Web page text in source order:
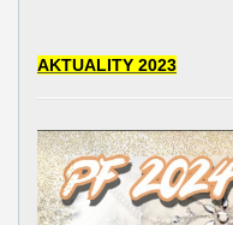
AKTUALITY 2023